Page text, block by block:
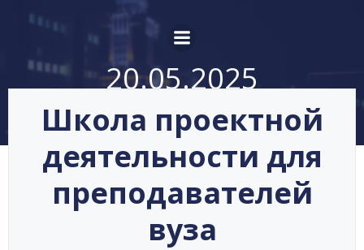
к
содержимому
20.05.2025
Школа проектной
деятельности для
преподавателей
вуза